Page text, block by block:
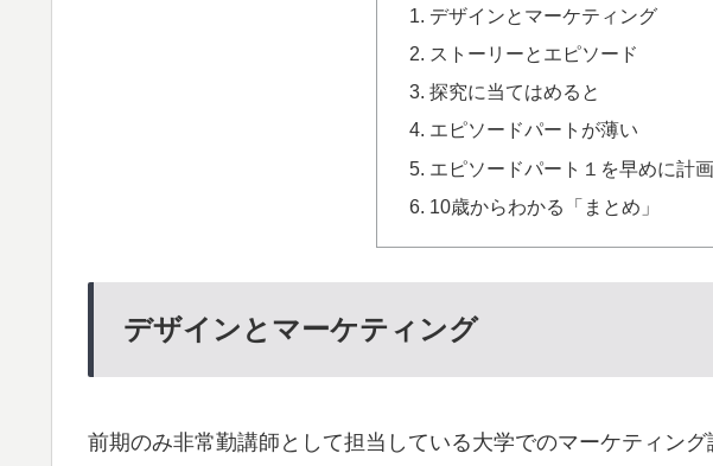
デザインとマーケティング
ストーリーとエピソード
探究に当てはめると
エピソードパートが薄い
エピソードパート１を早めに計画
10歳からわかる「まとめ」
デザインとマーケティング
前期のみ非常勤講師として担当している大学でのマーケティン